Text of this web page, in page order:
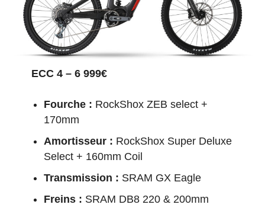
ECC 4 – 6 999€
Fourche : RockShox ZEB select +
170mm
Amortisseur : RockShox Super Deluxe
Select + 160mm Coil
Transmission : SRAM GX Eagle
Freins : SRAM DB8 220 & 200mm